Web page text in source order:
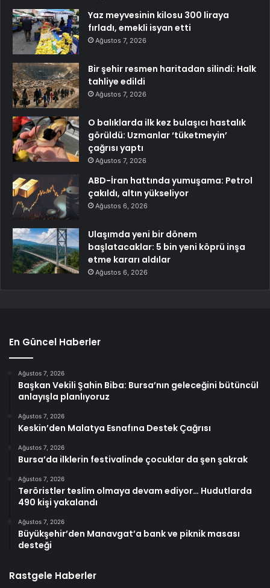
Yaz meyvesinin kilosu 300 liraya
fırladı, emekli isyan etti
Ağustos 7, 2026
Bir şehir resmen haritadan silindi: Halk
tahliye edildi
Ağustos 7, 2026
O balıklarda ilk kez bulaşıcı hastalık
görüldü: Uzmanlar ‘tüketmeyin’
çağrısı yaptı
Ağustos 7, 2026
ABD-İran hattında yumuşama: Petrol
çakıldı, altın yükseliyor
Ağustos 6, 2026
Ulaşımda yeni bir dönem
başlatacaklar: 5 bin yeni köprü inşa
etme kararı aldılar
Ağustos 6, 2026
En Güncel Haberler
Ağustos 7, 2026
Başkan Vekili Şahin Biba: Bursa’nın geleceğini bütüncül
anlayışla planlıyoruz
Ağustos 7, 2026
Keskin’den Malatya Esnafına Destek Çağrısı
Ağustos 7, 2026
Bursa’da ilklerin festivalinde çocuklar da şen şakrak
Ağustos 7, 2026
Teröristler teslim olmaya devam ediyor… Hudutlarda
490 kişi yakalandı
Ağustos 7, 2026
Büyükşehir’den Manavgat’a bank ve piknik masası
desteği
Rastgele Haberler